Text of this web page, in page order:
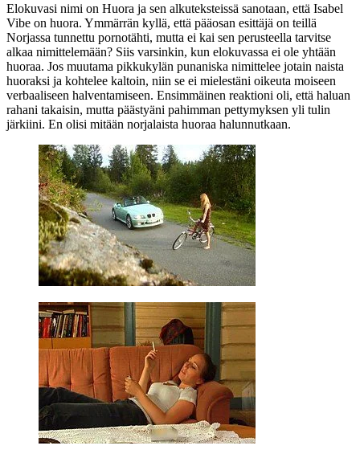
Elokuvasi nimi on Huora ja sen alkuteksteissä sanotaan, että Isabel
Vibe on huora. Ymmärrän kyllä, että pääosan esittäjä on teillä
Norjassa tunnettu pornotähti, mutta ei kai sen perusteella tarvitse
alkaa nimittelemään? Siis varsinkin, kun elokuvassa ei ole yhtään
huoraa. Jos muutama pikkukylän punaniska nimittelee jotain naista
huoraksi ja kohtelee kaltoin, niin se ei mielestäni oikeuta moiseen
verbaaliseen halventamiseen. Ensimmäinen reaktioni oli, että haluan
rahani takaisin, mutta päästyäni pahimman pettymyksen yli tulin
järkiini. En olisi mitään norjalaista huoraa halunnutkaan.